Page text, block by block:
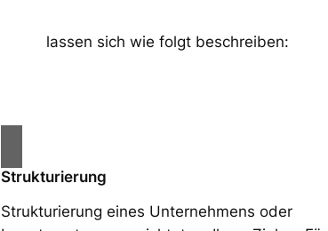
lassen sich wie folgt beschreiben:
Strukturierung
Strukturierung eines Unternehmens oder